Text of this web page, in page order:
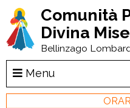
Comunità
Divina
Bellinzago
Menu